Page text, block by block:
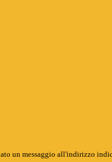
un messaggio all'indirizzo